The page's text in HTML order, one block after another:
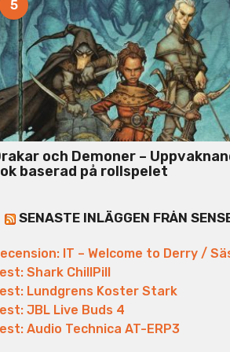
5
och Demoner –
baserad på rollspelet
SENASTE INLÄGGEN FRÅN
IT – Welcome to Derry /
Shark ChillPill
Lundgrens Koster Stark
JBL Live Buds 4
Audio Technica AT-ERP3